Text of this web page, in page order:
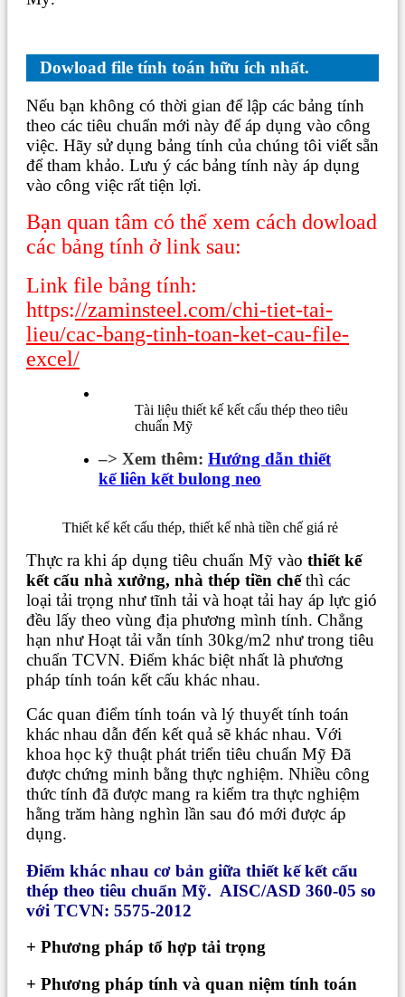
Dowload file tính toán hữu ích nhất.
Nếu bạn không có thời gian để lập các bảng tính
theo các tiêu chuẩn mới này để áp dụng vào công
việc. Hãy sử dụng bảng tính của chúng tôi viết sẵn
để tham khảo. Lưu ý các bảng tính này áp dụng
vào công việc rất tiện lợi.
Bạn quan tâm có thể xem cách dowload
các bảng tính ở link sau:
Link file bảng tính:
https://zaminsteel.com/chi-tiet-tai-
lieu/cac-bang-tinh-toan-ket-cau-file-
excel/
Tài liệu thiết kế kết cấu thép theo tiêu
chuẩn Mỹ
–> Xem thêm: Hướng dẫn thiết
kế liên kết bulong neo
Thiết kế kết cấu thép, thiết kế nhà tiền chế giá rẻ
Thực ra khi áp dụng tiêu chuẩn Mỹ vào thiết kế
kết cấu nhà xưởng, nhà thép tiền chếthì các
loại tải trọng như tĩnh tải và hoạt tải hay áp lực gió
đều lấy theo vùng địa phương mình tính. Chẳng
hạn như Hoạt tải vẫn tính 30kg/m2 như trong tiêu
chuẩn TCVN. Điểm khác biệt nhất là phương
pháp tính toán kết cấu khác nhau.
Các quan điểm tính toán và lý thuyết tính toán
khác nhau dẫn đến kết quả sẽ khác nhau. Với
khoa học kỹ thuật phát triển tiêu chuẩn Mỹ Đã
được chứng minh bằng thực nghiệm. Nhiều công
thức tính đã được mang ra kiểm tra thực nghiệm
hằng trăm hàng nghìn lần sau đó mới được áp
dụng.
Điểm khác nhau cơ bản giữa thiết kế kết cấu
thép theo tiêu chuẩn Mỹ. AISC/ASD 360-05 so
với TCVN: 5575-2012
+ Phương pháp tổ hợp tải trọng
+ Phương pháp tính và quan niệm tính toán